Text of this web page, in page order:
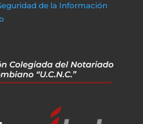
de la Información